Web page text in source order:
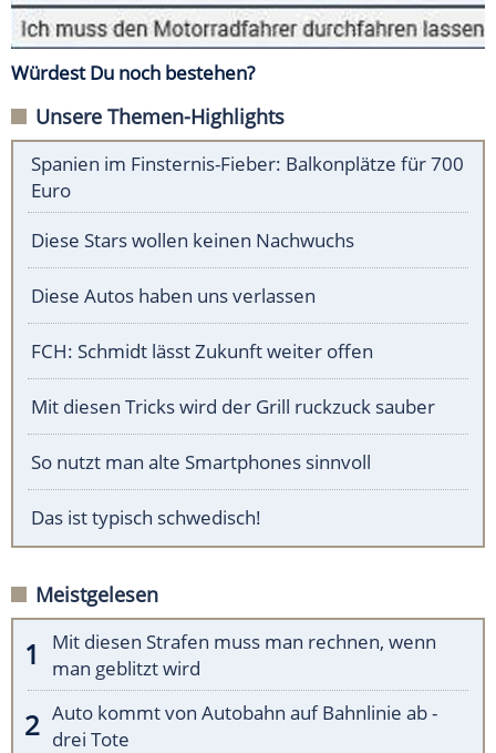
Würdest Du noch bestehen?
Unsere Themen-Highlights
Spanien im Finsternis-Fieber: Balkonplätze für 700
Euro
Diese Stars wollen keinen Nachwuchs
Diese Autos haben uns verlassen
FCH: Schmidt lässt Zukunft weiter offen
Mit diesen Tricks wird der Grill ruckzuck sauber
So nutzt man alte Smartphones sinnvoll
Das ist typisch schwedisch!
Meistgelesen
Mit diesen Strafen muss man rechnen, wenn
man geblitzt wird
Auto kommt von Autobahn auf Bahnlinie ab -
drei Tote